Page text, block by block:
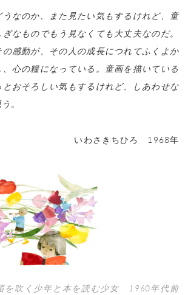
なのか、また見たい気もするけれど、童
なものでもう見なくても大丈夫なのだ。
感動が、その人の成長につれてふくよか
心の糧になっている。童画を描いている
おそろしい気もするけれど、しあわせな
。
いわさきちひろ 1968年
吹く少年と本を読む少女 1960年代前